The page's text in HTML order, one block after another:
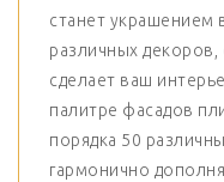
станет украшением
различных декоров,
сделает ваш
палитре фасадов
порядка 50
гармонично